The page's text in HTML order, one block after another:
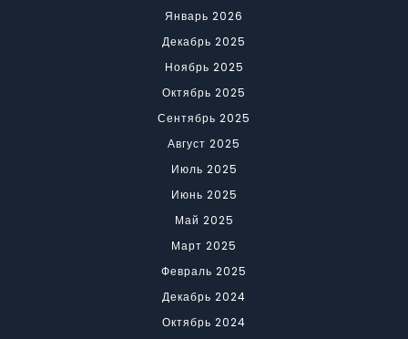
Январь 2026
Декабрь 2025
Ноябрь 2025
Октябрь 2025
Сентябрь 2025
Август 2025
Июль 2025
Июнь 2025
Май 2025
Март 2025
Февраль 2025
Декабрь 2024
Октябрь 2024